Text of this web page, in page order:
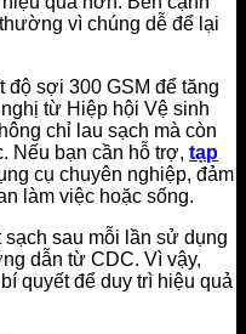
vì chúng dễ để lại
độ sợi 300 GSM để tăng
từ Hiệp hội Vệ sinh
chỉ lau sạch mà còn
Nếu bạn cần hỗ trợ, tạp
cụ chuyên nghiệp, đảm
làm việc hoặc sống.
sau mỗi lần sử dụng
dẫn từ CDC. Vì vậy,
quyết để duy trì hiệu quả